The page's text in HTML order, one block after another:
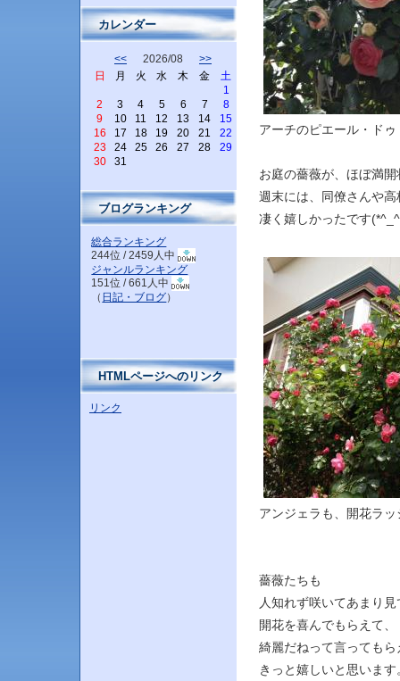
アーチのピエール・ド
お庭の薔薇が、ほぼ満
週末には、同僚さんや
凄く嬉しかったです
アンジェラも、開花ラッ
薔薇たちも
人知れず咲いてあまり
開花を喜んでもらえて、
綺麗だねって言ってもら
きっと嬉しいと思います
カレンダー
<< 2026/08 >>
日
月 火 水 木 金
土
1
2
3 4 5 6 7
8
9
10 11 12 13 14
15
16
17 18 19 20 21
22
23
24 25 26 27 28
29
30
31
ブログランキング
総合ランキング
244位 / 2459人中
ジャンルランキング
151位 / 661人中
（ 日記・ブログ）
HTMLページへのリンク
リンク